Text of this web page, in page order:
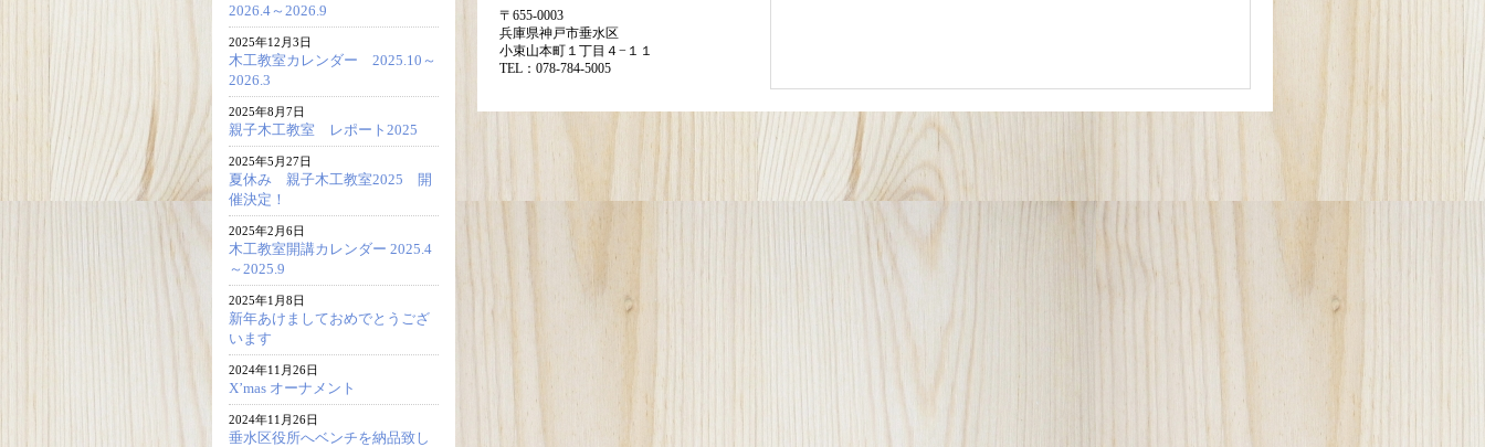
〒655-0003
兵庫県神戸市垂水区
小束山本町１丁目４−１１
TEL：078-784-5005
2026.4～2026.9
2025年12月3日
木工教室カレンダー 2025.10～
2026.3
2025年8月7日
親子木工教室 レポート2025
2025年5月27日
夏休み 親子木工教室2025 開
催決定！
2025年2月6日
木工教室開講カレンダー 2025.4
～2025.9
2025年1月8日
新年あけましておめでとうござ
います
2024年11月26日
X’mas オーナメント
2024年11月26日
垂水区役所へベンチを納品致し